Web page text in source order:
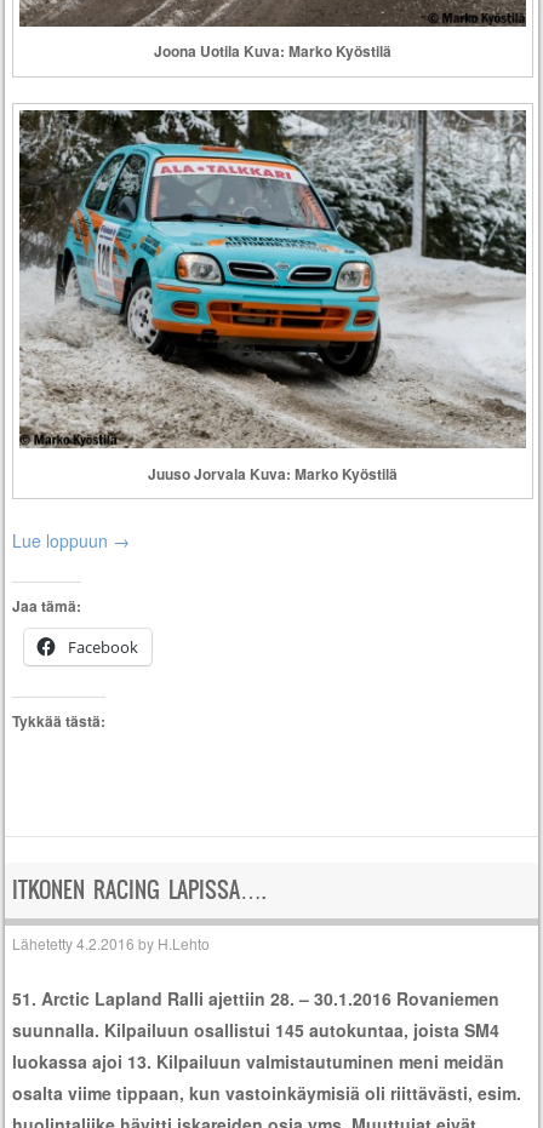
Joona Uotila Kuva: Marko Kyöstilä
Juuso Jorvala Kuva: Marko Kyöstilä
Lue loppuun →
Jaa tämä:
Facebook
Tykkää tästä:
ITKONEN RACING LAPISSA….
Lähetetty4.2.2016 by H.Lehto
51. Arctic Lapland Ralli ajettiin 28. – 30.1.2016 Rovaniemen
suunnalla. Kilpailuun osallistui 145 autokuntaa, joista SM4
luokassa ajoi 13. Kilpailuun valmistautuminen meni meidän
osalta viime tippaan, kun vastoinkäymisiä oli riittävästi, esim.